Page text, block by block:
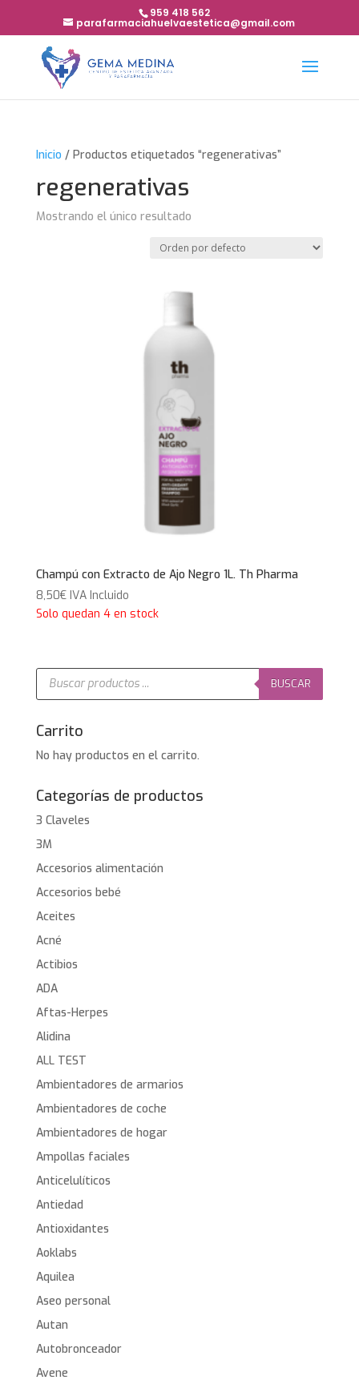
959 418 562
parafarmaciahuelvaestetica@gmail.com
Inicio / Productos etiquetados “regenerativas”
regenerativas
Mostrando el único resultado
Champú con Extracto de Ajo Negro 1L. Th Pharma
8,50€ IVA Incluido
Solo quedan 4 en stock
Búsqueda
productos
BUSCAR
Carrito
No hay productos en el carrito.
Categorías de productos
3 Claveles
3M
Accesorios alimentación
Accesorios bebé
Aceites
Acné
Actibios
ADA
Aftas-Herpes
Alidina
ALL TEST
Ambientadores de armarios
Ambientadores de coche
Ambientadores de hogar
Ampollas faciales
Anticelulíticos
Antiedad
Antioxidantes
Aoklabs
Aquilea
Aseo personal
Autan
Autobronceador
Avene